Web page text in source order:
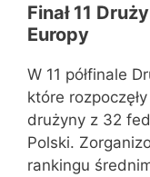
Finał 11
Europy
W 11 półfinale
które
drużyny z 32
Polski.
rankingu